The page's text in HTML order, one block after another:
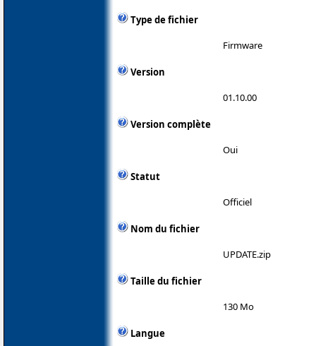
Type de fichier
Firmware
Version
01.10.00
Version complète
Oui
Statut
Officiel
Nom du fichier
UPDATE.zip
Taille du fichier
130 Mo
Langue